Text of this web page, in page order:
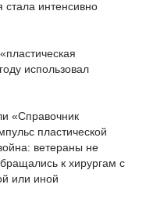
стала интенсивно
использовал
«Справочник
пластической
ветераны не
к хирургам с
или иной